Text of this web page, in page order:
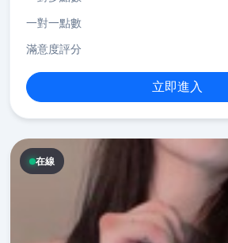
一對一點數
滿意度評分
立即進入
在線